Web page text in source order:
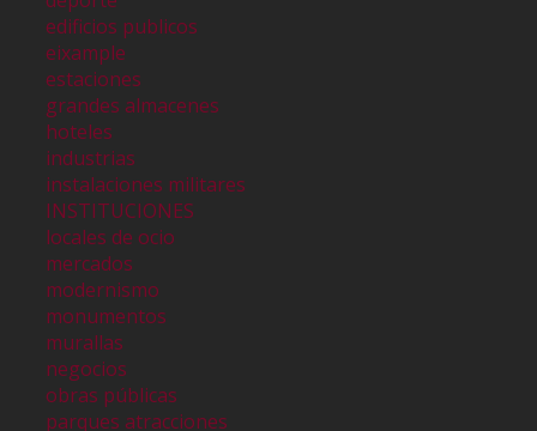
edificios publicos
eixample
estaciones
grandes almacenes
hoteles
industrias
instalaciones militares
INSTITUCIONES
locales de ocio
mercados
modernismo
monumentos
murallas
negocios
obras públicas
parques atracciones